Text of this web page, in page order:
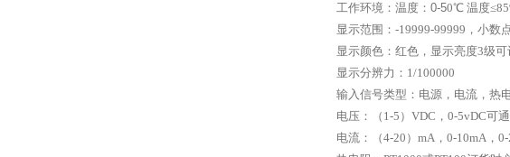
工作环境：温度： 0-50℃ 温度≤
显示范围： -19999-99999 ，小数
显示颜色：红色，显示亮度3级可
显示分辨力： 1/100000
输入信号类型：电源，电流，热
电压：（ 1-5 ） VDC ， 0-5vDC可
电流：（4-20 ） mA ， 0-10mA ，